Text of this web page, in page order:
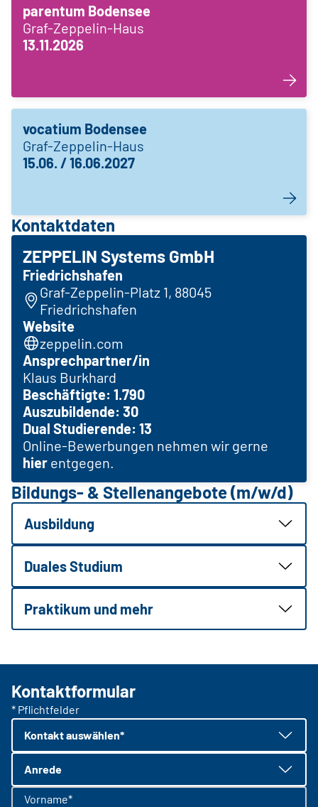
parentum Bodensee
Graf-Zeppelin-Haus
13.11.2026
vocatium Bodensee
Graf-Zeppelin-Haus
15.06. / 16.06.2027
Kontaktdaten
ZEPPELIN Systems GmbH
Friedrichshafen
Graf-Zeppelin-Platz 1, 88045
Friedrichshafen
Website
zeppelin.com
Ansprechpartner/in
Klaus Burkhard
Beschäftigte: 1.790
Auszubildende: 30
Dual Studierende: 13
Online-Bewerbungen nehmen wir gerne
hier entgegen.
Bildungs- & Stellenangebote (m/w/d)
Ausbildung
Duales Studium
Praktikum und mehr
Kontaktformular
* Pflichtfelder
Kontakt auswählen*
Anrede
Vorname*